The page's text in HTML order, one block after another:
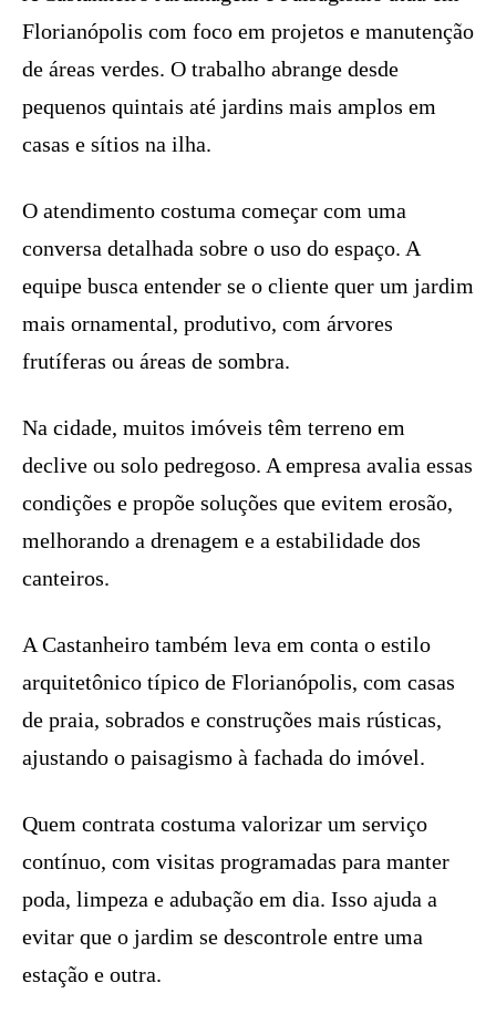
Florianópolis com foco em projetos e manutenção
de áreas verdes. O trabalho abrange desde
pequenos quintais até jardins mais amplos em
casas e sítios na ilha.
O atendimento costuma começar com uma
conversa detalhada sobre o uso do espaço. A
equipe busca entender se o cliente quer um jardim
mais ornamental, produtivo, com árvores
frutíferas ou áreas de sombra.
Na cidade, muitos imóveis têm terreno em
declive ou solo pedregoso. A empresa avalia essas
condições e propõe soluções que evitem erosão,
melhorando a drenagem e a estabilidade dos
canteiros.
A Castanheiro também leva em conta o estilo
arquitetônico típico de Florianópolis, com casas
de praia, sobrados e construções mais rústicas,
ajustando o paisagismo à fachada do imóvel.
Quem contrata costuma valorizar um serviço
contínuo, com visitas programadas para manter
poda, limpeza e adubação em dia. Isso ajuda a
evitar que o jardim se descontrole entre uma
estação e outra.